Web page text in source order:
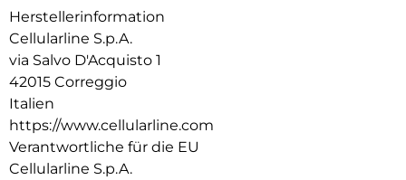
Recyclingmaterial machen ICY MAG zu einer sicheren und
Herstellerinformation
Cellularline S.p.A.
via Salvo D'Acquisto 1
42015 Correggio
Italien
https://www.cellularline.com
Verantwortliche für die EU
Cellularline S.p.A.